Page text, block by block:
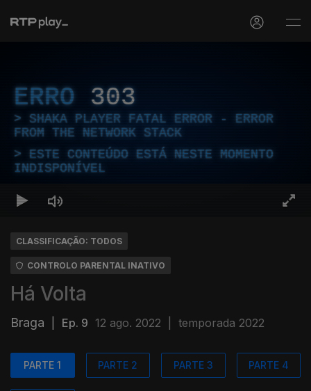
ERRO 303
SHAKA PLAYER FATAL ERROR - ERROR
FROM THE NETWORK STACK
ESTE CONTEÚDO ESTÁ NESTE MOMENTO
INDISPONÍVEL
CLASSIFICAÇÃO: TODOS
CONTROLO PARENTAL INATIVO
Há Volta
Braga Ep. 9 12 ago. 2022 temporada 2022
PARTE 1 PARTE 2 PARTE 3 PARTE 4